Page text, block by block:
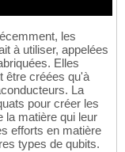
les
à utiliser, appelées
Elles
être créées qu'à
La
pour créer les
la matière qui leur
efforts en matière
types de qubits.